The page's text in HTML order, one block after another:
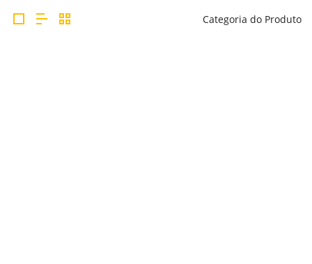
Categoria do Produto